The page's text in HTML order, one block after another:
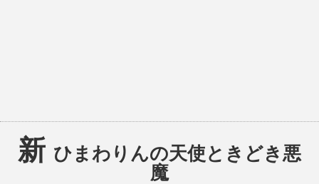
新 ひまわりんの天使ときどき悪
魔